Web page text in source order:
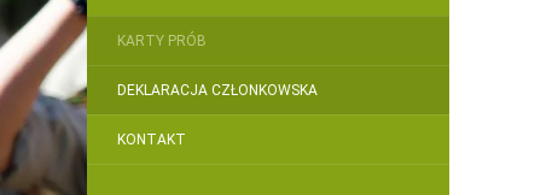
KARTY PRÓB
DEKLARACJA CZŁONKOWSKA
KONTAKT